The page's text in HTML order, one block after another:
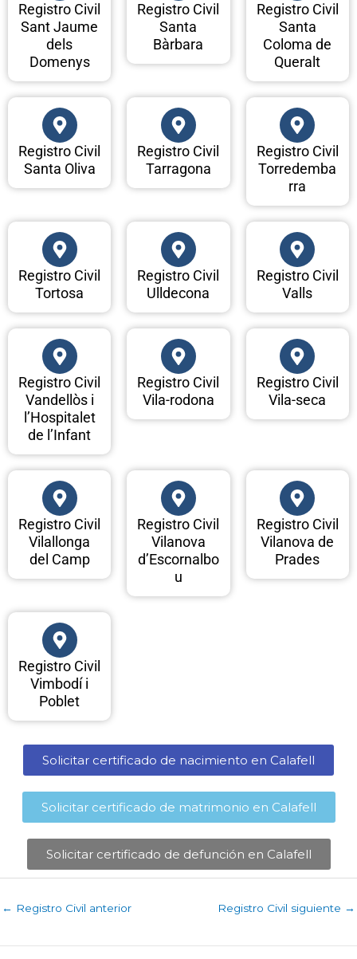
Registro Civil
Sant Jaume
dels
Domenys
Registro Civil
Santa
Bàrbara
Registro Civil
Santa
Coloma de
Queralt
Registro Civil
Santa Oliva
Registro Civil
Tarragona
Registro Civil
Torredemba
rra
Registro Civil
Tortosa
Registro Civil
Ulldecona
Registro Civil
Valls
Registro Civil
Vandellòs i
l’Hospitalet
de l’Infant
Registro Civil
Vila-rodona
Registro Civil
Vila-seca
Registro Civil
Vilallonga
del Camp
Registro Civil
Vilanova
d’Escornalbo
u
Registro Civil
Vilanova de
Prades
Registro Civil
Vimbodí i
Poblet
Solicitar certificado de nacimiento en Calafell​
Solicitar certificado de matrimonio en Calafell​
Solicitar certificado de defunción en Calafell​
← Registro Civil anterior Registro Civil siguiente →